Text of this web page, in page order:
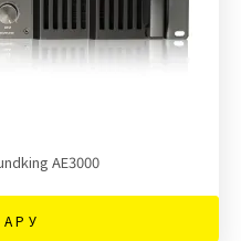
AE3000